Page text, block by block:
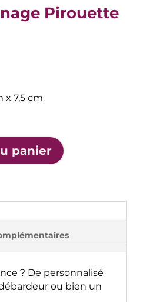
Pirouette
x 7,5 cm
panier
a
t
i
e
:
? De personnalisé
ou bien un